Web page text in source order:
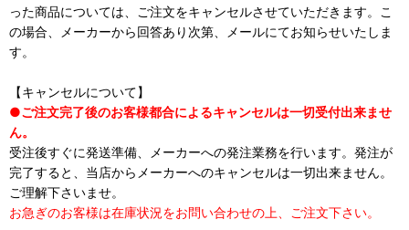
った商品については、ご注文をキャンセルさせていただきます。こ
の場合、メーカーから回答あり次第、メールにてお知らせいたしま
す。
【キャンセルについて】
●ご注文完了後のお客様都合によるキャンセルは一切受付出来ませ
ん。
受注後すぐに発送準備、メーカーへの発注業務を行います。発注が
完了すると、当店からメーカーへのキャンセルは一切出来ません。
ご理解下さいませ。
お急ぎのお客様は在庫状況をお問い合わせの上、ご注文下さい。